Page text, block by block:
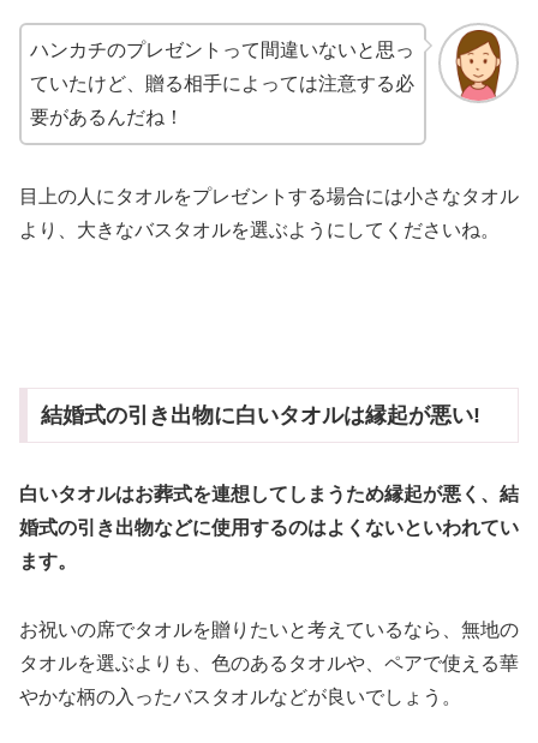
ハンカチのプレゼントって間違いないと思っ
ていたけど、贈る相手によっては注意する必
要があるんだね！
目上の人にタオルをプレゼントする場合には小さなタオル
より、大きなバスタオルを選ぶようにしてくださいね。
結婚式の引き出物に白いタオルは縁起が悪い!
白いタオルはお葬式を連想してしまうため縁起が悪く、結
婚式の引き出物などに使用するのはよくないといわれてい
ます。
お祝いの席でタオルを贈りたいと考えているなら、無地の
タオルを選ぶよりも、色のあるタオルや、ペアで使える華
やかな柄の入ったバスタオルなどが良いでしょう。